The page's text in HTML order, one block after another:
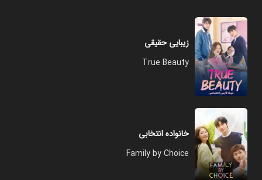
زیبایی حقیقی
True Beauty
خانواده انتخابی
Family by Choice